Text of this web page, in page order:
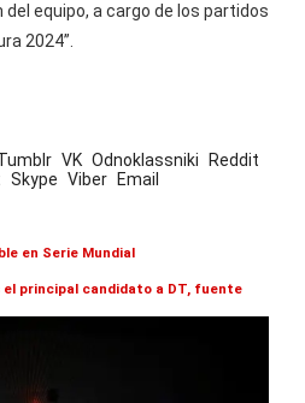
equipo, a cargo de los partidos
2024”.
VK Odnoklassniki
Reddit
Skype Viber Email
en Serie Mundial
principal candidato a DT, fuente